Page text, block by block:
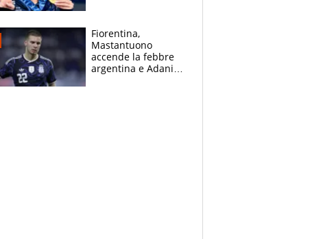
giornalista, mamma
insegnante e il
fratello calciatore
Fiorentina,
Mastantuono
accende la febbre
argentina e Adani